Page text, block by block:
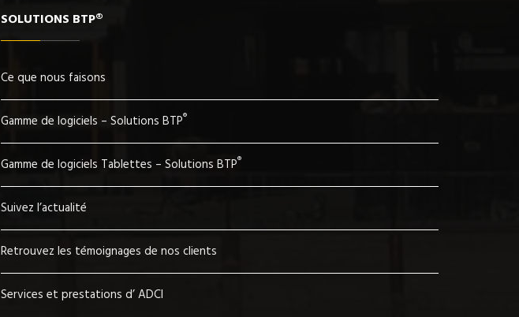
SOLUTIONS BTP®
Ce que nous faisons
Gamme de logiciels – Solutions BTP®
Gamme de logiciels Tablettes – Solutions BTP®
Suivez l’actualité
Retrouvez les témoignages de nos clients
Services et prestations d’ ADCI